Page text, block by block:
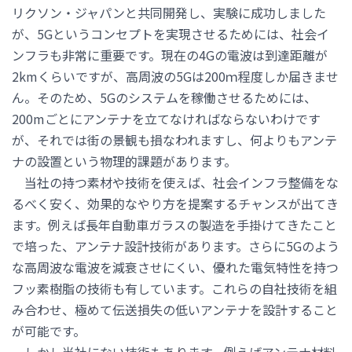
リクソン・ジャパンと共同開発し、実験に成功しました
が、5Gというコンセプトを実現させるためには、社会イ
ンフラも非常に重要です。現在の4Gの電波は到達距離が
2kmくらいですが、高周波の5Gは200ｍ程度しか届きませ
ん。そのため、5Gのシステムを稼働させるためには、
200mごとにアンテナを立てなければならないわけです
が、それでは街の景観も損なわれますし、何よりもアンテ
ナの設置という物理的課題があります。
当社の持つ素材や技術を使えば、社会インフラ整備をな
るべく安く、効果的なやり方を提案するチャンスが出てき
ます。例えば長年自動車ガラスの製造を手掛けてきたこと
で培った、アンテナ設計技術があります。さらに5Gのよう
な高周波な電波を減衰させにくい、優れた電気特性を持つ
フッ素樹脂の技術も有しています。これらの自社技術を組
み合わせ、極めて伝送損失の低いアンテナを設計すること
が可能です。